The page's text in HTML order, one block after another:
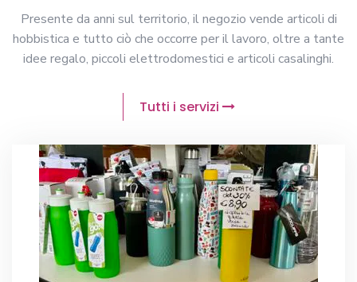
Presente da anni sul territorio, il negozio vende articoli di
hobbistica e tutto ciò che occorre per il lavoro, oltre a tante
idee regalo, piccoli elettrodomestici e articoli casalinghi.
Tutti i servizi